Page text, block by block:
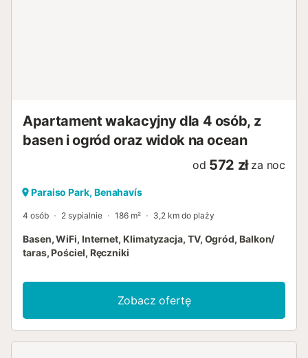
Apartament wakacyjny dla 4 osób, z
basen i ogród oraz widok na ocean
od 572 zł za noc
Paraiso Park, Benahavís
4 osób 2 sypialnie 186 m² 3,2 km do plaży
Basen, WiFi, Internet, Klimatyzacja, TV, Ogród, Balkon/
taras, Pościel, Ręczniki
Zobacz ofertę